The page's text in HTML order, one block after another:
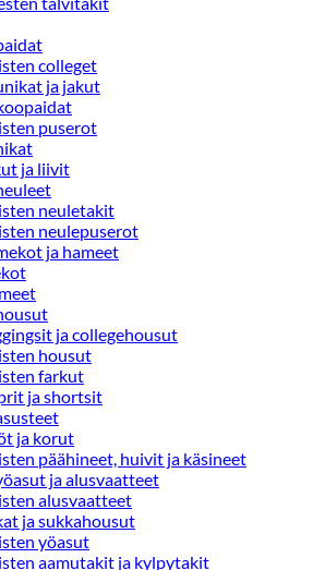
colleget
ja jakut
puserot
ja liivit
neuletakit
neulepuserot
ja hameet
ja collegehousut
housut
farkut
ja shortsit
ja korut
päähineet, huivit ja käsineet
ja alusvaatteet
alusvaatteet
ja sukkahousut
yöasut
aamutakit ja kylpytakit